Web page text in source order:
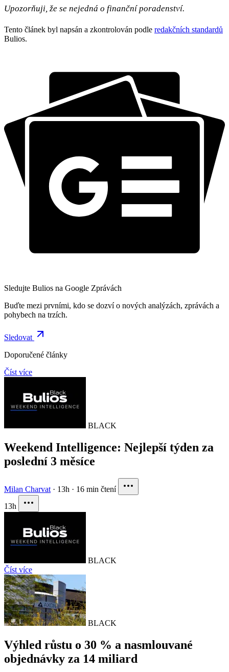
Upozorňuji, že se nejedná o finanční poradenství.
Tento článek byl napsán a zkontrolován podle redakčních standardů
Bulios.
Sledujte Bulios na Google Zprávách
Buďte mezi prvními, kdo se dozví o nových analýzách, zprávách a
pohybech na trzích.
Sledovat
Doporučené články
Číst více
BLACK
Weekend Intelligence: Nejlepší týden za
poslední 3 měsíce
Milan Charvat · 13h · 16 min čtení
13h
BLACK
Číst více
BLACK
Výhled růstu o 30 % a nasmlouvané
objednávky za 14 miliard